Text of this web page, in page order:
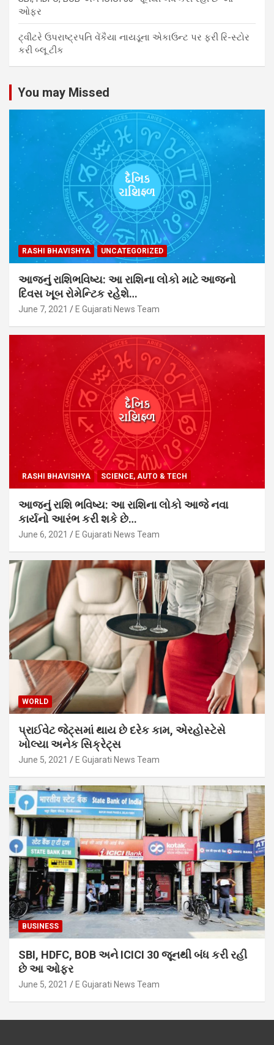
ઓફર
ટ્વીટરે ઉપરાષ્ટ્રપતિ વેંકૈયા નાયડૂના એકાઉન્ટ પર ફરી રિ-સ્ટોર
કરી બ્લૂ ટીક
You may Missed
RASHI BHAVISHYA UNCATEGORIZED
આજનું રાશિભવિષ્ય: આ રાશિના લોકો માટે આજનો
દિવસ ખૂબ રોમેન્ટિક રહેશે…
June 7, 2021 E Gujarati News Team
RASHI BHAVISHYA SCIENCE, AUTO & TECH
આજનું રાશિ ભવિષ્ય: આ રાશિના લોકો આજે નવા
કાર્યનો આરંભ કરી શકે છે…
June 6, 2021 E Gujarati News Team
WORLD
પ્રાઈવેટ જેટ્સમાં થાય છે દરેક કામ, એરહોસ્ટેસે
ખોલ્યા અનેક સિક્રેટ્સ
June 5, 2021 E Gujarati News Team
BUSINESS
SBI, HDFC, BOB અને ICICI 30 જૂનથી બંધ કરી રહી
છે આ ઓફર
June 5, 2021 E Gujarati News Team